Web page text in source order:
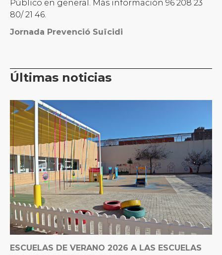
Público en general. Más información 96 208 23
80/ 21 46.
Jornada Prevenció Suïcidi
Últimas noticias
ESCUELAS DE VERANO 2026 A LAS ESCUELAS